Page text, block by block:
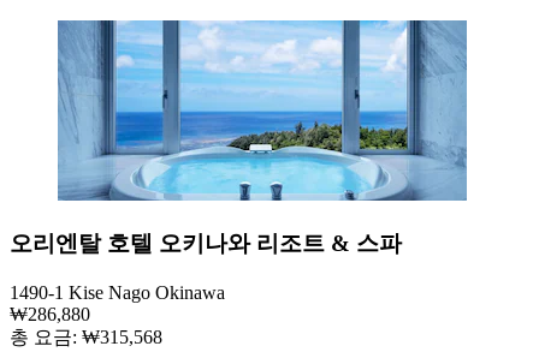
오리엔탈 호텔 오키나와 리조트 & 스파
1490-1 Kise Nago Okinawa
₩286,880
총 요금: ₩315,568